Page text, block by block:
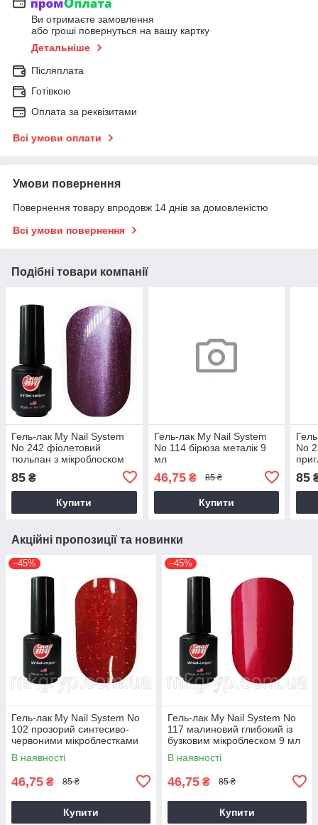
Ви отримаєте замовлення
або гроші повернуться на вашу картку
Детальніше
Післяплата
Готівкою
Оплата за реквізитами
Всі умови оплати
Умови повернення
Повернення товару впродовж 14 днів за домовленістю
Всі умови повернення
Подібні товари компанії
Гель-лак My Nail System
No 242 фіолетовий
тюльпан з мікроблоском
85 ₴
Купити
Гель-лак My Nail System
No 114 бірюза металік 9
мл
46,75₴ 85 ₴
Купити
No
85
Акційні пропозиції та новинки
–45%
Гель-лак My Nail System No
102 прозорий синтесиво-
червоними мікроблестками
(наявлений) 9 мл
В наявності
46,75 ₴ 85 ₴
Купити
–45%
Гель-лак My Nail System No
117 малиновий глибокий із
бузковим мікроблеском 9 мл
В наявності
46,75 ₴ 85 ₴
Купити